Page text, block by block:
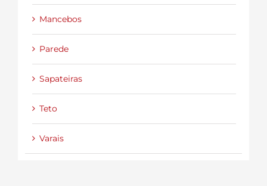
Mancebos
Parede
Sapateiras
Teto
Varais